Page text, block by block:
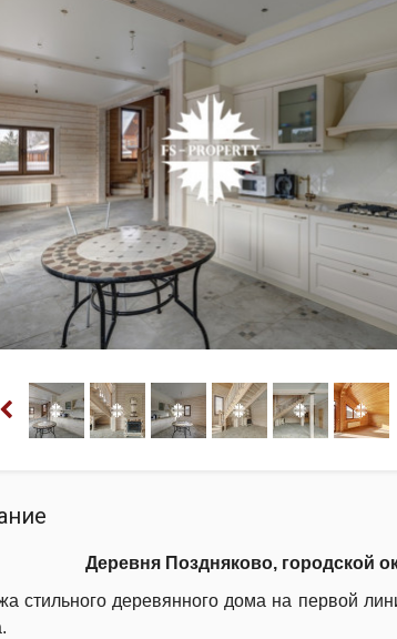
Деревня Поздняково, городской
стильного деревянного дома на первой